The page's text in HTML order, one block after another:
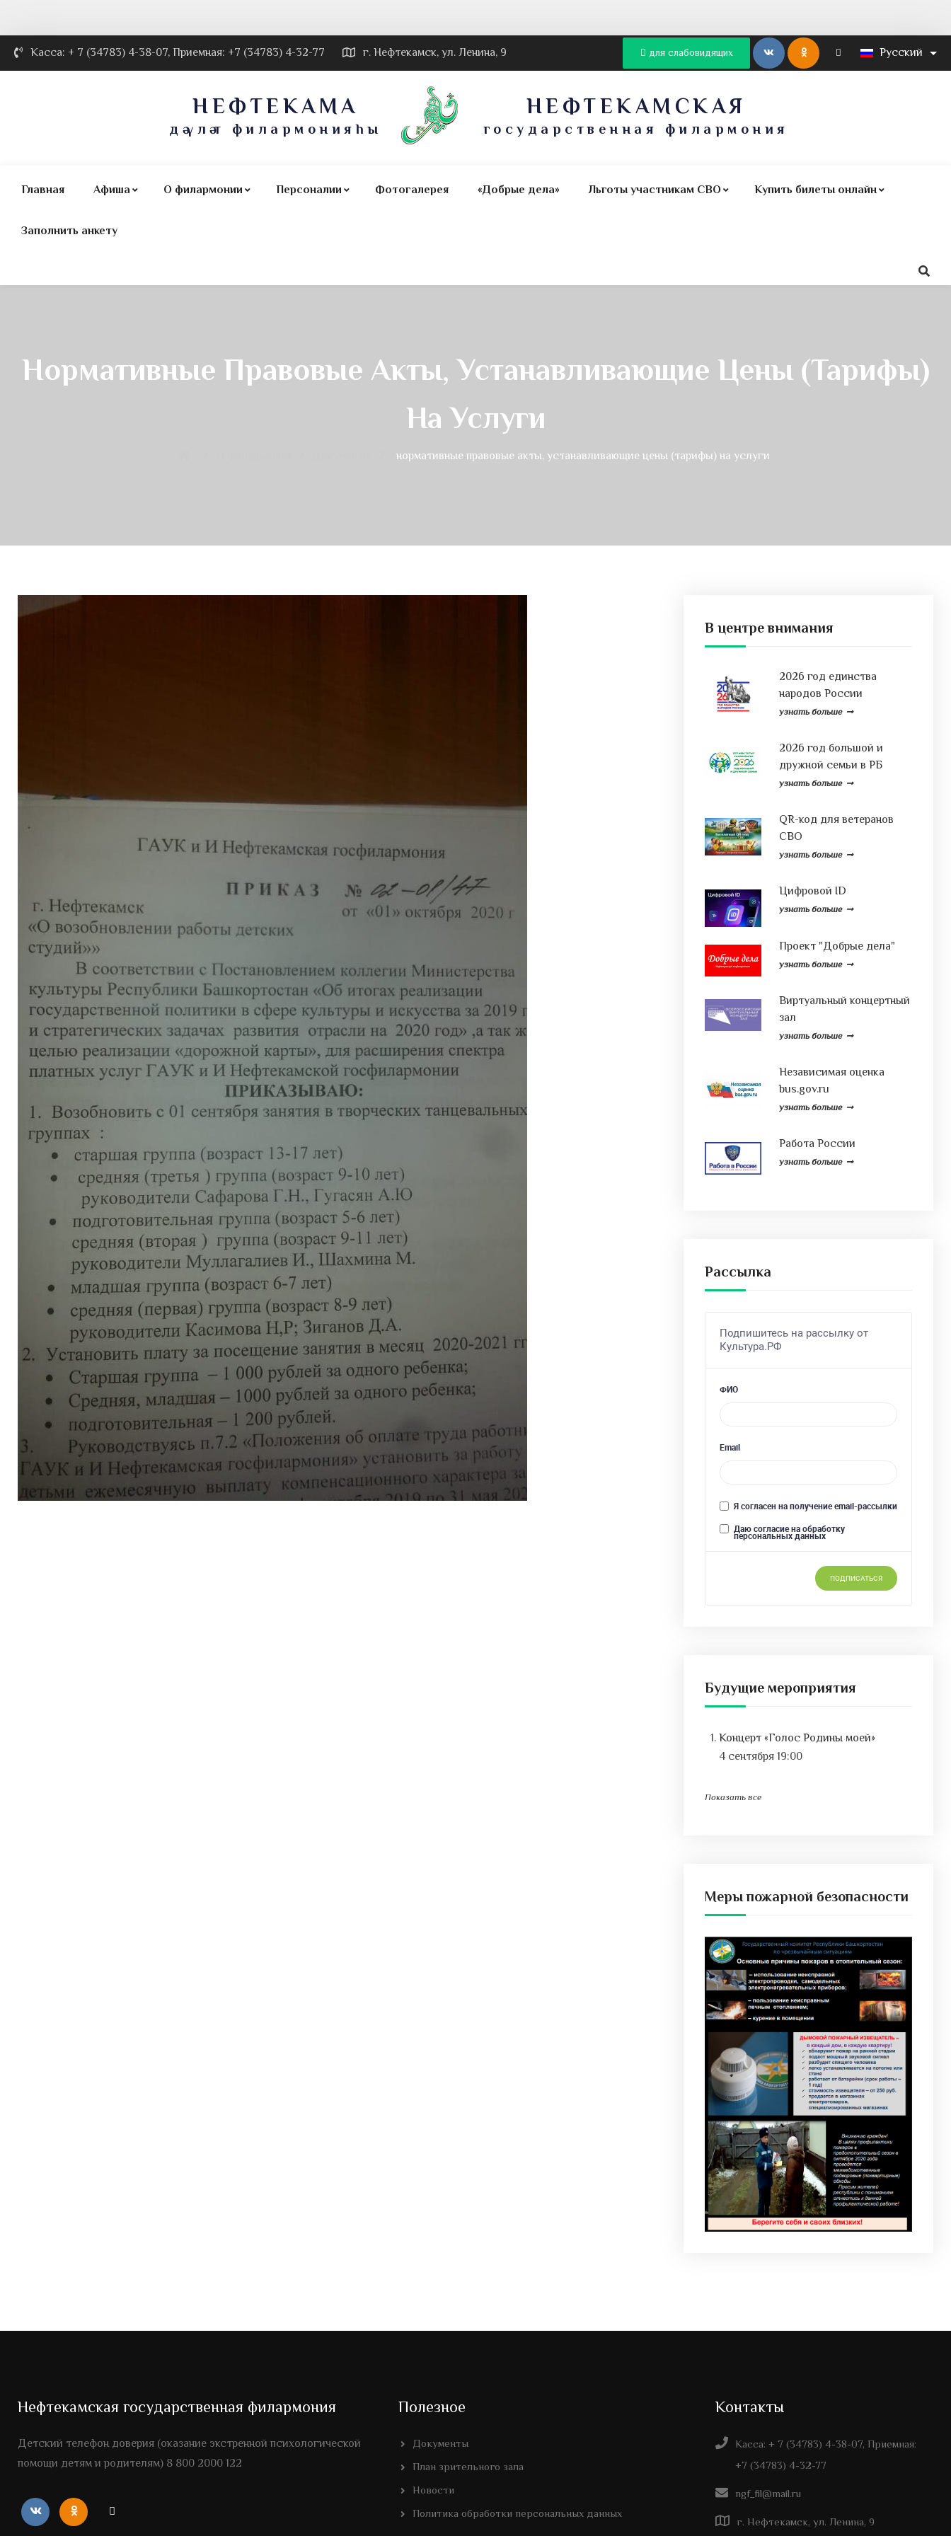
Касса: + 7 (34783) 4-38-07, Приемная: +7 (34783) 4-32-77 г. Нефтекамск, ул. Ленина, 9 Русский
для слабовидящих
НЕФТЕКАМА
дәүләт филармонияһы
НЕФТЕКАМСКАЯ
государственная филармония
Главная Афиша О филармонии Персоналии Фотогалерея «Добрые дела» Льготы участникам СВО Купить билеты онлайн
Заполнить анкету
Нормативные Правовые Акты, Устанавливающие Цены (тарифы)
На Услуги
нормативные правовые акты, устанавливающие цены (тарифы) на услуги
В центре внимания
2026 год единства
народов России
узнать больше
2026 год большой и
дружной семьи в РБ
узнать больше
QR-код для ветеранов
СВО
узнать больше
Цифровой ID
узнать больше
Проект "Добрые дела"
узнать больше
Виртуальный концертный
зал
узнать больше
Независимая оценка
bus.gov.ru
узнать больше
Работа России
узнать больше
Рассылка
Будущие мероприятия
Концерт «Голос Родины моей»
4 сентября 19:00
Показать все
Меры пожарной безопасности
Нефтекамская государственная филармония
Детский телефон доверия (оказание экстренной психологической
помощи детям и родителям) 8 800 2000 122
Полезное
Документы
План зрительного зала
Новости
Политика обработки персональных данных
Контакты
Касса: + 7 (34783) 4-38-07, Приемная:
+7 (34783) 4-32-77
ngf_fil@mail.ru
г. Нефтекамск, ул. Ленина, 9